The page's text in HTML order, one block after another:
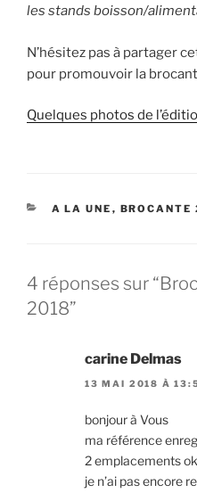
les stands boisson/
N’hésitez pas à partager
pour promouvoir la
Quelques photos de
CATÉGORIES
A LA UNE , BROCANTE
4 réponses sur
2018”
carine Delmas
13 MAI 2018 À
bonjour à Vous
ma référence
2 emplacements ok
je n’ai pas encore